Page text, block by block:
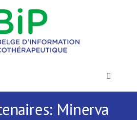
Toggle
Minerva